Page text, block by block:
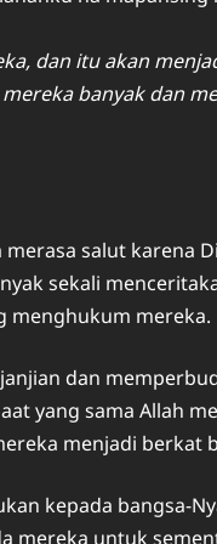
dan itu akan
banyak dan
salut karena
sekali
menghukum mereka.
dan
yang sama Allah
menjadi berkat
kepada bangsa-
mereka untuk